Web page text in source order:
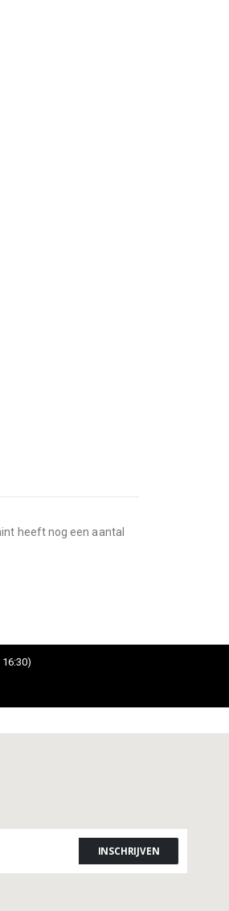
heeft nog een aantal